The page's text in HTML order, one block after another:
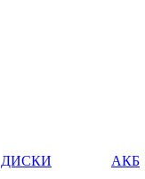
ДИСКИ
АКБ